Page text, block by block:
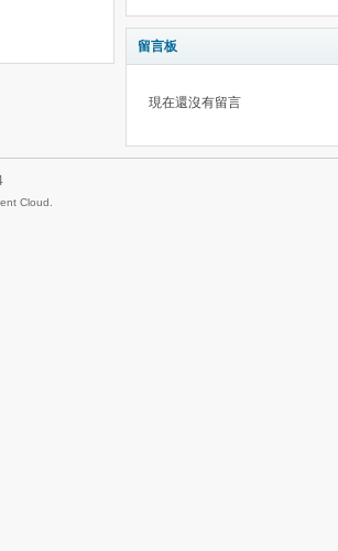
留言板
現在還沒有留言
Cloud.